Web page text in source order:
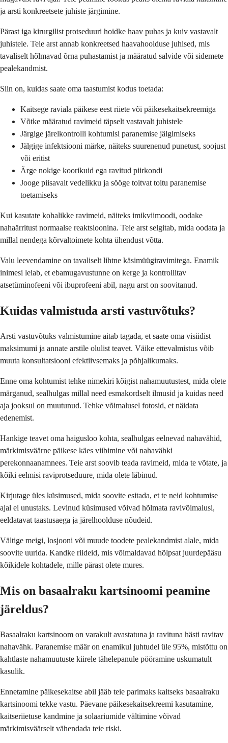
ja arsti konkreetsete juhiste järgimine.
Pärast iga kirurgilist protseduuri hoidke haav puhas ja kuiv vastavalt
juhistele. Teie arst annab konkreetsed haavahoolduse juhised, mis
tavaliselt hõlmavad õrna puhastamist ja määratud salvide või sidemete
pealekandmist.
Siin on, kuidas saate oma taastumist kodus toetada:
Kaitsege raviala päikese eest riiete või päikesekaitsekreemiga
Võtke määratud ravimeid täpselt vastavalt juhistele
Järgige järelkontrolli kohtumisi paranemise jälgimiseks
Jälgige infektsiooni märke, näiteks suurenenud punetust, soojust
või eritist
Ärge nokige koorikuid ega ravitud piirkondi
Jooge piisavalt vedelikku ja sööge toitvat toitu paranemise
toetamiseks
Kui kasutate kohalikke ravimeid, näiteks imikviimoodi, oodake
nahaärritust normaalse reaktsioonina. Teie arst selgitab, mida oodata ja
millal nendega kõrvaltoimete kohta ühendust võtta.
Valu leevendamine on tavaliselt lihtne käsimüügiravimitega. Enamik
inimesi leiab, et ebamugavustunne on kerge ja kontrollitav
atsetüminofeeni või ibuprofeeni abil, nagu arst on soovitanud.
Kuidas valmistuda arsti vastuvõtuks?
Arsti vastuvõtuks valmistumine aitab tagada, et saate oma visiidist
maksimumi ja annate arstile olulist teavet. Väike ettevalmistus võib
muuta konsultatsiooni efektiivsemaks ja põhjalikumaks.
Enne oma kohtumist tehke nimekiri kõigist nahamuutustest, mida olete
märganud, sealhulgas millal need esmakordselt ilmusid ja kuidas need
aja jooksul on muutunud. Tehke võimalusel fotosid, et näidata
edenemist.
Hankige teavet oma haigusloo kohta, sealhulgas eelnevad nahavähid,
märkimisväärne päikese käes viibimine või nahavähki
perekonnaanamnees. Teie arst soovib teada ravimeid, mida te võtate, ja
kõiki eelmisi raviprotseduure, mida olete läbinud.
Kirjutage üles küsimused, mida soovite esitada, et te neid kohtumise
ajal ei unustaks. Levinud küsimused võivad hõlmata ravivõimalusi,
eeldatavat taastusaega ja järelhoolduse nõudeid.
Vältige meigi, losjooni või muude toodete pealekandmist alale, mida
soovite uurida. Kandke riideid, mis võimaldavad hõlpsat juurdepääsu
kõikidele kohtadele, mille pärast olete mures.
Mis on basaalraku kartsinoomi peamine
järeldus?
Basaalraku kartsinoom on varakult avastatuna ja ravituna hästi ravitav
nahavähk. Paranemise määr on enamikul juhtudel üle 95%, mistõttu on
kahtlaste nahamuutuste kiirele tähelepanule pööramine uskumatult
kasulik.
Ennetamine päikesekaitse abil jääb teie parimaks kaitseks basaalraku
kartsinoomi tekke vastu. Päevane päikesekaitsekreemi kasutamine,
kaitseriietuse kandmine ja solaariumide vältimine võivad
märkimisväärselt vähendada teie riski.